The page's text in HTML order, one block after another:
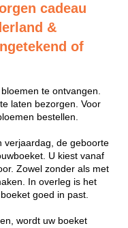
cadeau
&
of
te ontvangen.
laten bezorgen. Voor
bestellen.
verjaardag, de geboorte
U kiest vanaf
Zowel zonder als met
In overleg is het
goed in past.
wordt uw boeket